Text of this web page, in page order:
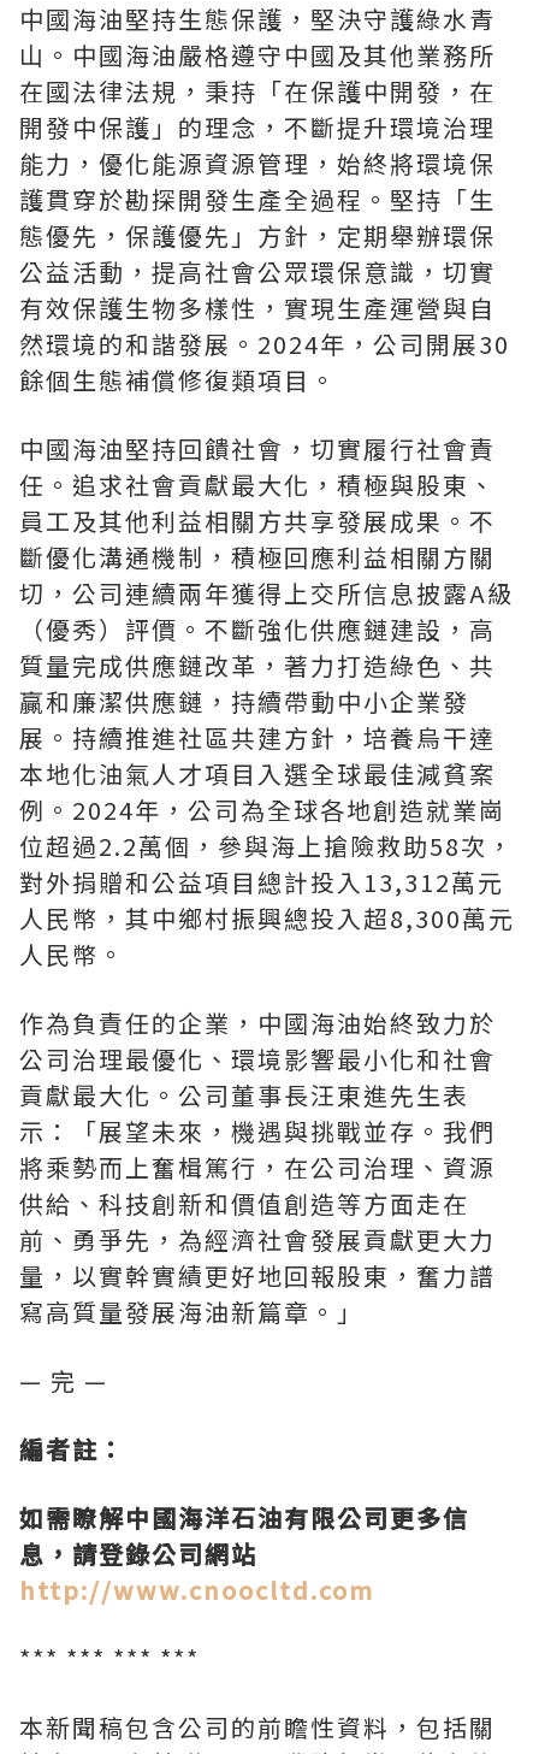
中國海油堅持生態保護，堅決守護綠水青
山。中國海油嚴格遵守中國及其他業務所
在國法律法規，秉持「在保護中開發，在
開發中保護」的理念，不斷提升環境治理
能力，優化能源資源管理，始終將環境保
護貫穿於勘探開發生產全過程。堅持「生
態優先，保護優先」方針，定期舉辦環保
公益活動，提高社會公眾環保意識，切實
有效保護生物多樣性，實現生產運營與自
然環境的和諧發展。2024年，公司開展30
餘個生態補償修復類項目。
中國海油堅持回饋社會，切實履行社會責
任。追求社會貢獻最大化，積極與股東、
員工及其他利益相關方共享發展成果。不
斷優化溝通機制，積極回應利益相關方關
切，公司連續兩年獲得上交所信息披露A級
（優秀）評價。不斷強化供應鏈建設，高
質量完成供應鏈改革，著力打造綠色、共
贏和廉潔供應鏈，持續帶動中小企業發
展。持續推進社區共建方針，培養烏干達
本地化油氣人才項目入選全球最佳減貧案
例。2024年，公司為全球各地創造就業崗
位超過2.2萬個，參與海上搶險救助58次，
對外捐贈和公益項目總計投入13,312萬元
人民幣，其中鄉村振興總投入超8,300萬元
人民幣。
作為負責任的企業，中國海油始終致力於
公司治理最優化、環境影響最小化和社會
貢獻最大化。公司董事長汪東進先生表
示：「展望未來，機遇與挑戰並存。我們
將乘勢而上奮楫篤行，在公司治理、資源
供給、科技創新和價值創造等方面走在
前、勇爭先，為經濟社會發展貢獻更大力
量，以實幹實績更好地回報股東，奮力譜
寫高質量發展海油新篇章。」
— 完 —
編者註：
如需瞭解中國海洋石油有限公司更多信
息，請登錄公司網站
http://www.cnoocltd.com
*** *** *** ***
本新聞稿包含公司的前瞻性資料，包括關